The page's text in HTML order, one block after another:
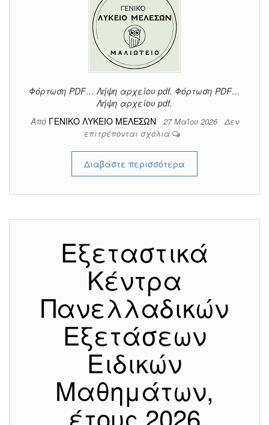
Φόρτωση PDF… Λήψη αρχείου pdf. Φόρτωση PDF…
Λήψη αρχείου pdf.
Από ΓΕΝΙΚΟ ΛΥΚΕΙΟ ΜΕΛΕΣΩΝ 27 Μαΐου 2026 Δεν
επιτρέπονται σχόλια
Διαβάστε περισσότερα
Εξεταστικά
Κέντρα
Πανελλαδικών
Εξετάσεων
Ειδικών
Μαθημάτων,
έτους 2026